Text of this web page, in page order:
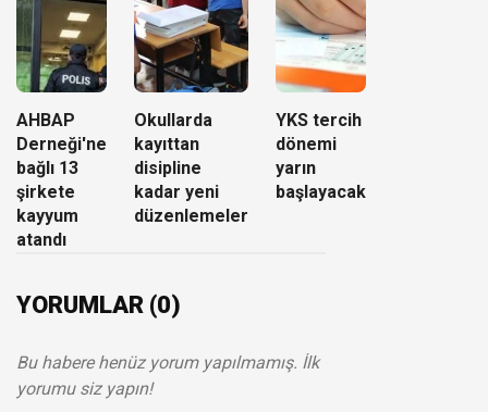
AHBAP
Derneği'ne
bağlı 13
şirkete
kayyum
atandı
Okullarda
kayıttan
disipline
kadar yeni
düzenlemeler
YKS tercih
dönemi
yarın
başlayacak
YORUMLAR (0)
Bu habere henüz yorum yapılmamış. İlk
yorumu siz yapın!